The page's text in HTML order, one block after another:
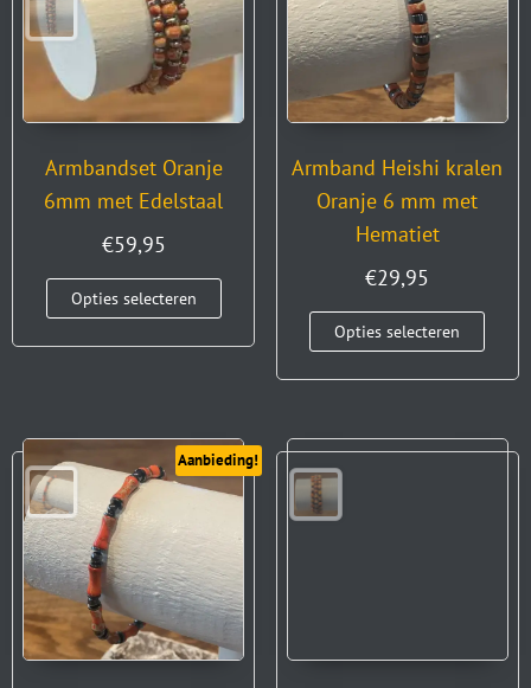
Armbandset Oranje
6mm met Edelstaal
€59,95
Opties selecteren
Armband Heishi kralen
Oranje 6 mm met
Hematiet
€29,95
Opties selecteren
Aanbieding!
Edelstaal